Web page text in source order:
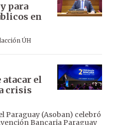
para
en
ÚH
el
crisis
Paraguay (Asoban) celebró
Bancaria Paraguay